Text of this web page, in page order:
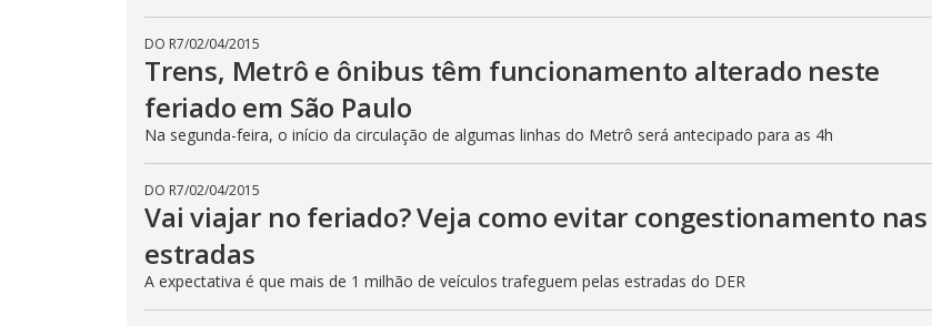
DO R7/02/04/2015
Trens, Metrô e ônibus têm funcionamento alterado neste
feriado em São Paulo
Na segunda-feira, o início da circulação de algumas linhas do Metrô será antecipado para as 4h
DO R7/02/04/2015
Vai viajar no feriado? Veja como evitar congestionamento nas
estradas
A expectativa é que mais de 1 milhão de veículos trafeguem pelas estradas do DER